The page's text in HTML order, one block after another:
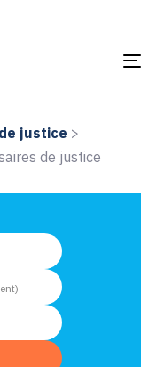
justice >
de justice